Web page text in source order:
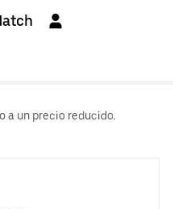
a un precio reducido.